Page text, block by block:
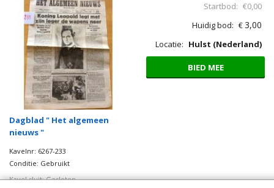
Dagblad " Het algemeen
nieuws "
Kavelnr: 6267-233
Conditie: Gebruikt
Kavel sluit: Gesloten
Startbod: €0,00
Huidig bod: €3,00
Locatie: Hulst (Nederland)
BIED MEE